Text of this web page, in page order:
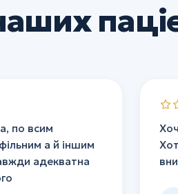
по всим
а й іншим
адекватна